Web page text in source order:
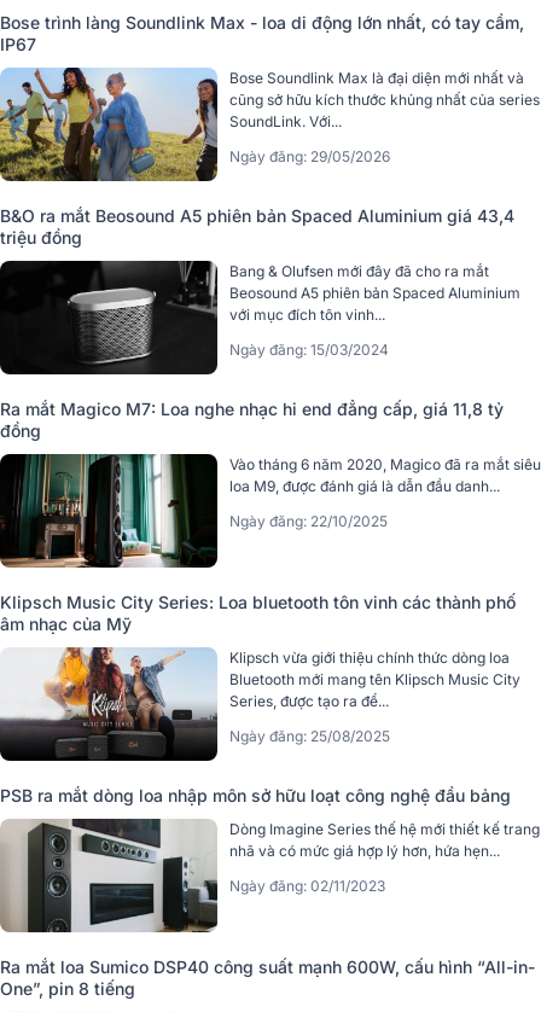
Bose trình làng Soundlink Max - loa di động lớn nhất, có tay cầm,
IP67
Bose Soundlink Max là đại diện mới nhất và
cũng sở hữu kích thước khủng nhất của series
SoundLink. Với...
Ngày đăng: 29/05/2026
B&O ra mắt Beosound A5 phiên bản Spaced Aluminium giá 43,4
triệu đồng
Bang & Olufsen mới đây đã cho ra mắt
Beosound A5 phiên bản Spaced Aluminium
với mục đích tôn vinh...
Ngày đăng: 15/03/2024
Ra mắt Magico M7: Loa nghe nhạc hi end đẳng cấp, giá 11,8 tỷ
đồng
Vào tháng 6 năm 2020, Magico đã ra mắt siêu
loa M9, được đánh giá là dẫn đầu danh...
Ngày đăng: 22/10/2025
Klipsch Music City Series: Loa bluetooth tôn vinh các thành phố
âm nhạc của Mỹ
Klipsch vừa giới thiệu chính thức dòng loa
Bluetooth mới mang tên Klipsch Music City
Series, được tạo ra để...
Ngày đăng: 25/08/2025
PSB ra mắt dòng loa nhập môn sở hữu loạt công nghệ đầu bảng
Dòng Imagine Series thế hệ mới thiết kế trang
nhã và có mức giá hợp lý hơn, hứa hẹn...
Ngày đăng: 02/11/2023
Ra mắt loa Sumico DSP40 công suất mạnh 600W, cấu hình “All-in-
One”, pin 8 tiếng